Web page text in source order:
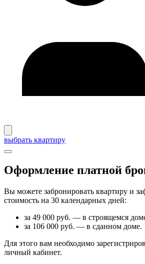
выбрать квартиру
Оформление платной
Вы можете забронировать квартиру и
стоимость на 30 календарных дней:
за 49 000 руб. — в строящемся
за 106 000 руб. — в сданном доме.
Для этого вам необходимо
личный кабинет.